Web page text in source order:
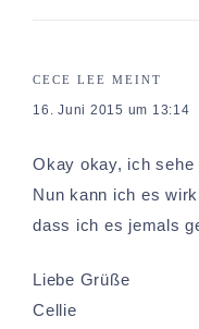
CECE LEE MEINT
16. Juni 2015 um 13:14
Okay okay, ich
Nun kann ich es
dass ich es jemals
Liebe Grüße
Cellie